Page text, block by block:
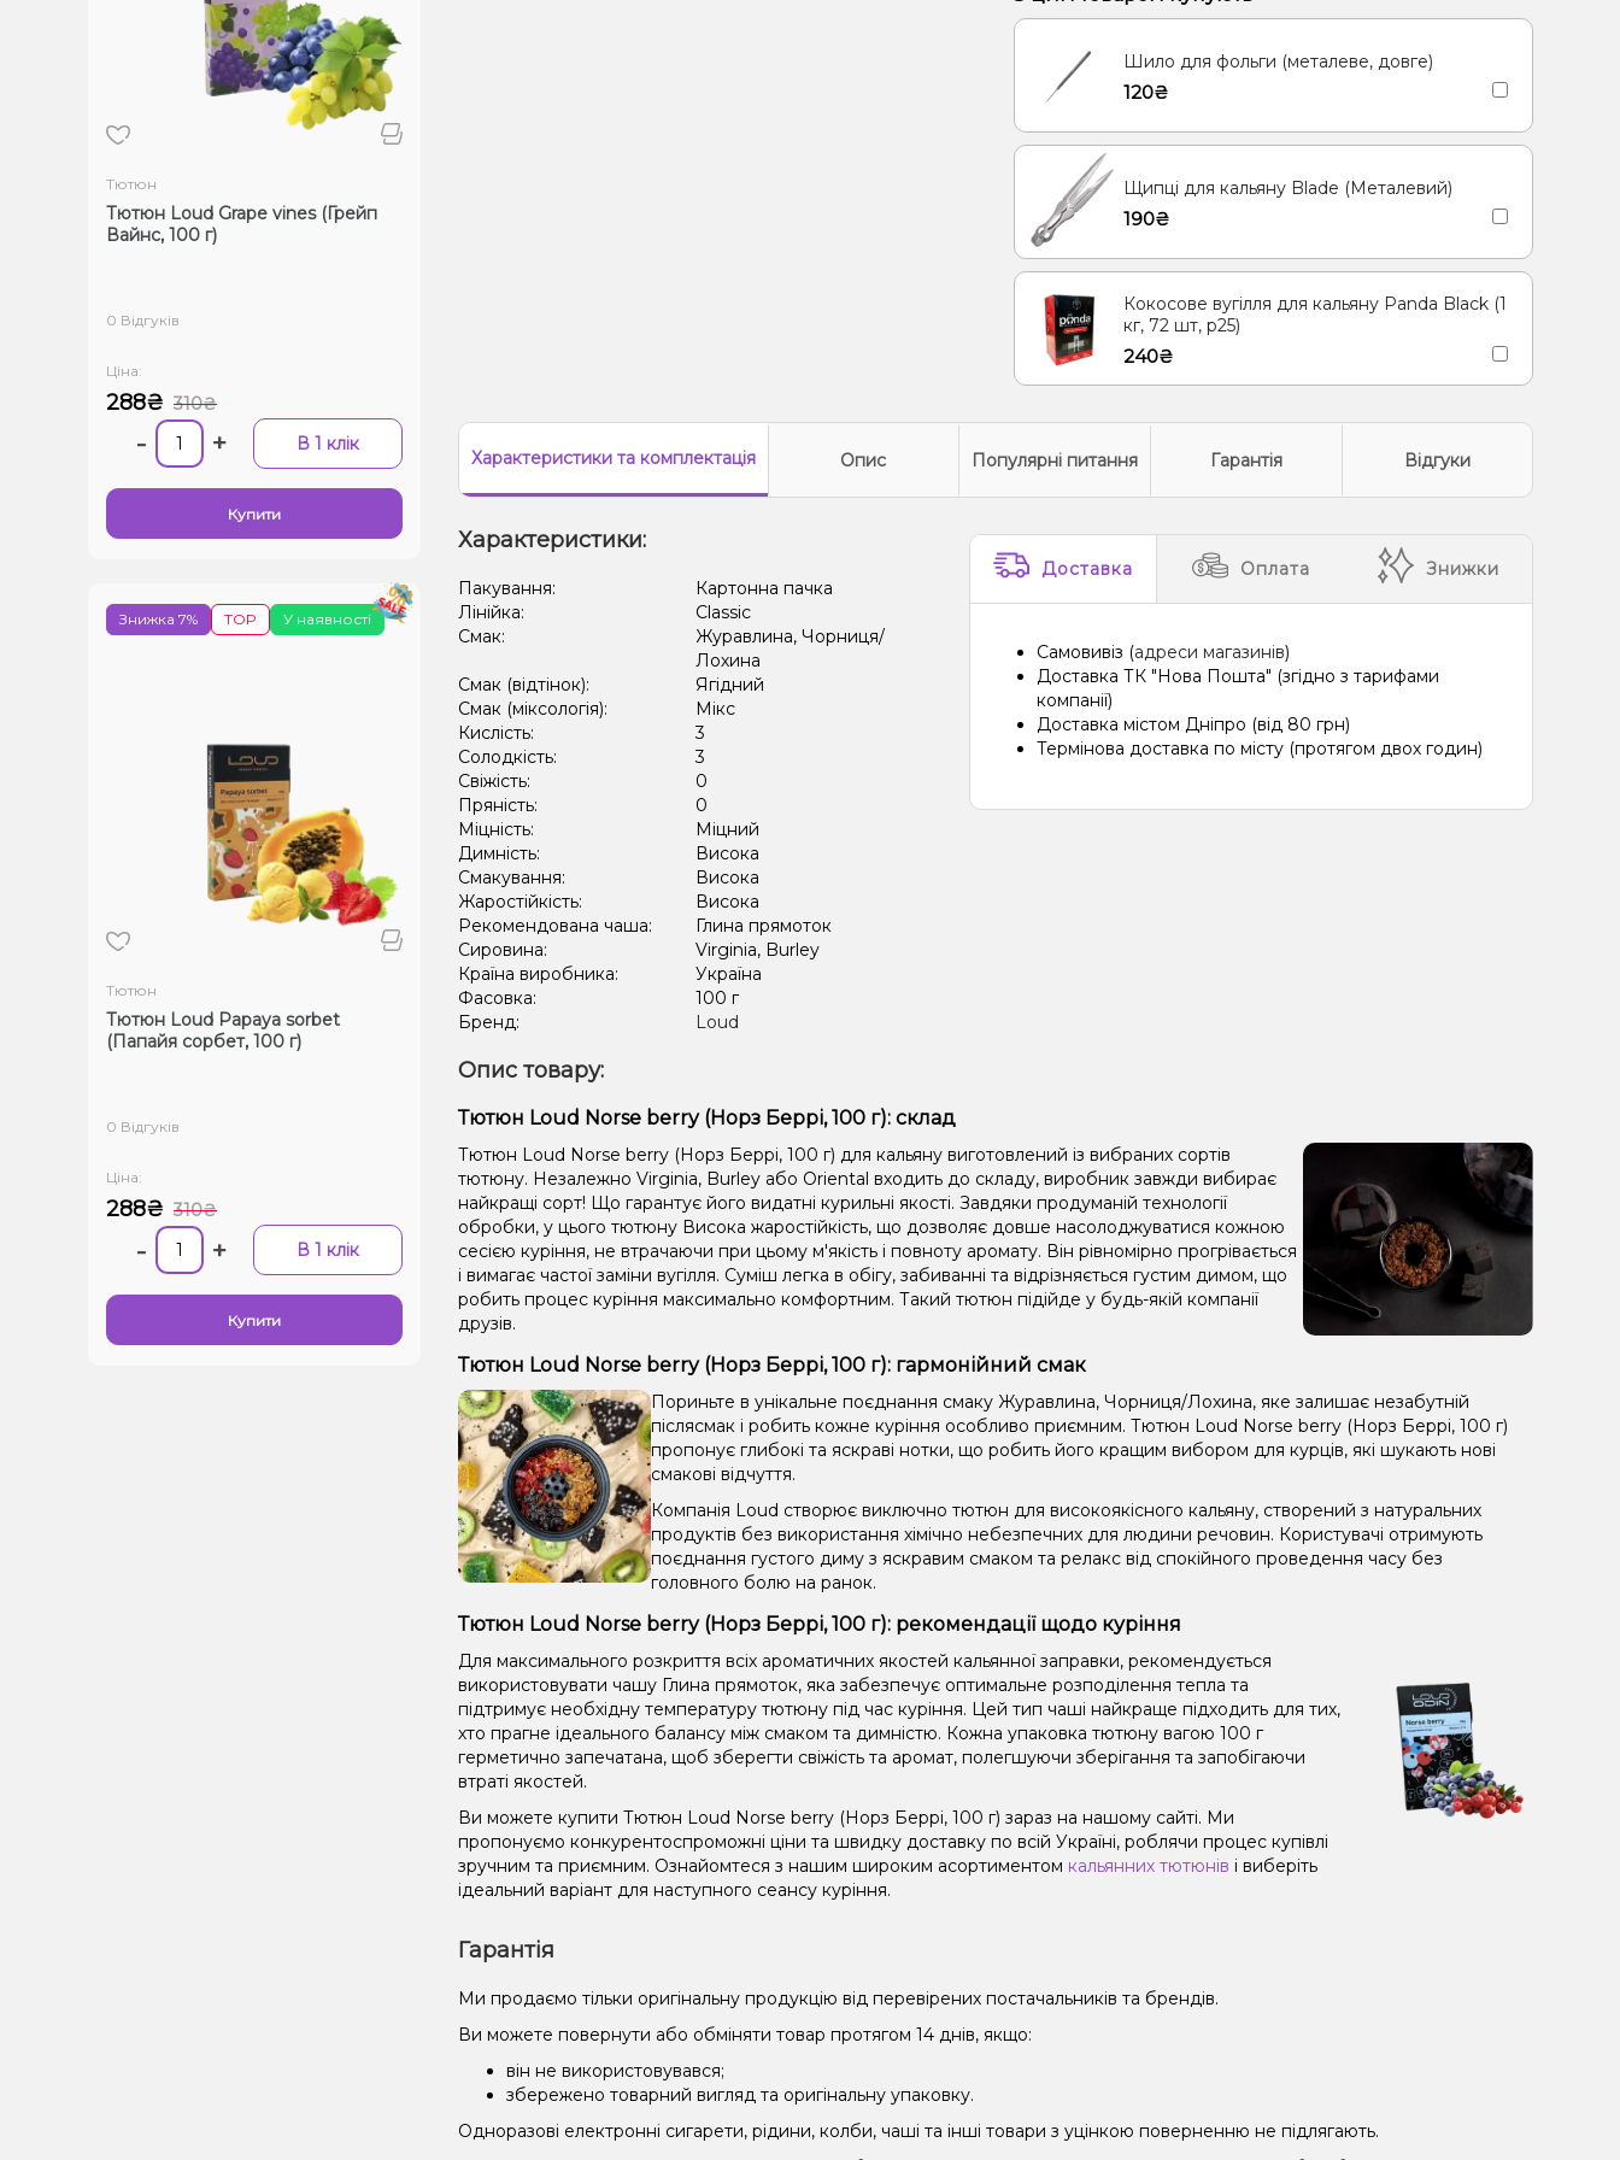
Тютюн
Тютюн Loud Grape vines (Грейп
Вайнс, 100 г)
0 Відгуків
Ціна:
288₴ 310₴
- + В 1 клік
Купити
У наявності
Знижка 7% TOP
Тютюн
Тютюн Loud Papaya sorbet
(Папайя сорбет, 100 г)
0 Відгуків
Ціна:
288₴ 310₴
- + В 1 клік
Купити
Лід/Холодок
Апельсин, Ананас, Манго, Маракуя
Манго, Енергетик
Вишня Черешня Кокос, Печиво
Шило для фольги (металеве, довге)
120₴
Щипці для кальяну Blade (Металевий)
190₴
Кокосове вугілля для кальяну Panda Black (1
кг, 72 шт, р25)
240₴
Характеристикита комплектація Опис Популярні питання Гарантія Відгуки
Характеристики:
Пакування:
Картонна пачка
Лінійка:
Classic
Смак:
Журавлина, Чорниця/
Лохина
Смак (відтінок):
Ягідний
Смак (міксологія):
Мікс
Кислість:
3
Солодкість:
3
Свіжість:
0
Пряність:
0
Міцність:
Міцний
Димність:
Висока
Смакування:
Висока
Жаростійкість:
Висока
Рекомендована чаша:
Глина прямоток
Сировина:
Virginia, Burley
Країна виробника:
Україна
Фасовка:
100 г
Бренд:
Loud
Доставка Оплата Знижки
Самовивіз (адреси магазинів)
Доставка ТК "Нова Пошта" (згідно з тарифами
компанії)
Доставка містом Дніпро (від 80 грн)
Термінова доставка по місту (протягом двох годин)
Опис товару:
Тютюн Loud Norse berry (Норз Беррі, 100 г): склад
Тютюн Loud Norse berry (Норз Беррі, 100 г) для кальяну виготовлений із вибраних сортів
тютюну. Незалежно Virginia, Burley або Oriental входить до складу, виробник завжди вибирає
найкращі сорт! Що гарантує його видатні курильні якості. Завдяки продуманій технології
обробки, у цього тютюну Висока жаростійкість, що дозволяє довше насолоджуватися кожною
сесією куріння, не втрачаючи при цьому м'якість і повноту аромату. Він рівномірно прогрівається
і вимагає частої заміни вугілля. Суміш легка в обігу, забиванні та відрізняється густим димом, що
робить процес куріння максимально комфортним. Такий тютюн підійде у будь-якій компанії
друзів.
Тютюн Loud Norse berry (Норз Беррі, 100 г): гармонійний смак
Пориньте в унікальне поєднання смаку Журавлина, Чорниця/Лохина, яке залишає незабутній
післясмак і робить кожне куріння особливо приємним. Тютюн Loud Norse berry (Норз Беррі, 100 г)
пропонує глибокі та яскраві нотки, що робить його кращим вибором для курців, які шукають нові
смакові відчуття.
Компанія Loud створює виключно тютюн для високоякісного кальяну, створений з натуральних
продуктів без використання хімічно небезпечних для людини речовин. Користувачі отримують
поєднання густого диму з яскравим смаком та релакс від спокійного проведення часу без
головного болю на ранок.
Тютюн Loud Norse berry (Норз Беррі, 100 г): рекомендації щодо куріння
Для максимального розкриття всіх ароматичних якостей кальянної заправки, рекомендується
використовувати чашу Глина прямоток, яка забезпечує оптимальне розподілення тепла та
підтримує необхідну температуру тютюну під час куріння. Цей тип чаші найкраще підходить для тих,
хто прагне ідеального балансу між смаком та димністю. Кожна упаковка тютюну вагою 100 г
герметично запечатана, щоб зберегти свіжість та аромат, полегшуючи зберігання та запобігаючи
втраті якостей.
Ви можете купити Тютюн Loud Norse berry (Норз Беррі, 100 г) зараз на нашому сайті. Ми
пропонуємо конкурентоспроможні ціни та швидку доставку по всій Україні, роблячи процес купівлі
зручним та приємним. Ознайомтеся з нашим широким асортиментом кальянних тютюнів і виберіть
ідеальний варіант для наступного сеансу куріння.
Гарантія
Ми продаємо тільки оригінальну продукцію від перевірених постачальників та брендів.
Ви можете повернути або обміняти товар протягом 14 днів, якщо:
він не використовувався;
збережено товарний вигляд та оригінальну упаковку.
Одноразові електронні сигарети, рідини, колби, чаші та інші товари з уцінкою поверненню не підлягають.